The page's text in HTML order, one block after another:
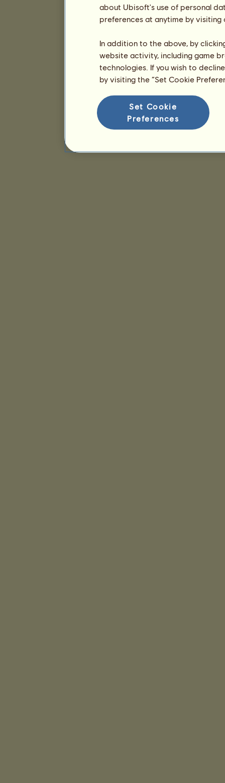
about Ubisoft's use of personal
preferences at anytime by
In addition to the above, by
website activity, including game
technologies. If you wish to
by visiting the “Set Cookie
Set Cookie
Preferences